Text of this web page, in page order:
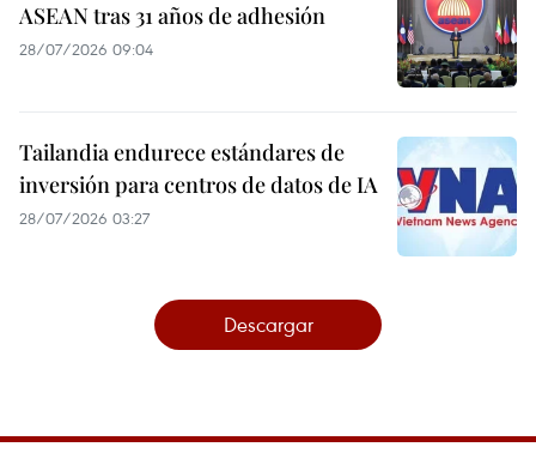
ASEAN tras 31 años de adhesión
28/07/2026 09:04
Tailandia endurece estándares de
inversión para centros de datos de IA
28/07/2026 03:27
Descargar